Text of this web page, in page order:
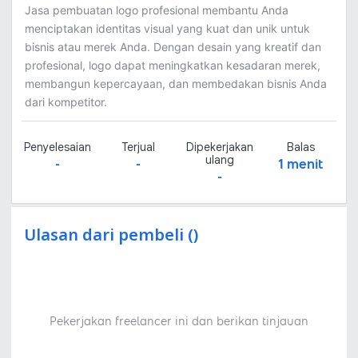
Jasa pembuatan logo profesional membantu Anda
menciptakan identitas visual yang kuat dan unik untuk
bisnis atau merek Anda. Dengan desain yang kreatif dan
profesional, logo dapat meningkatkan kesadaran merek,
membangun kepercayaan, dan membedakan bisnis Anda
dari kompetitor.
Penyelesaian
-
Terjual
-
Dipekerjakan
ulang
-
Balas
1 menit
Ulasan dari pembeli ()
Pekerjakan freelancer ini dan berikan tinjauan